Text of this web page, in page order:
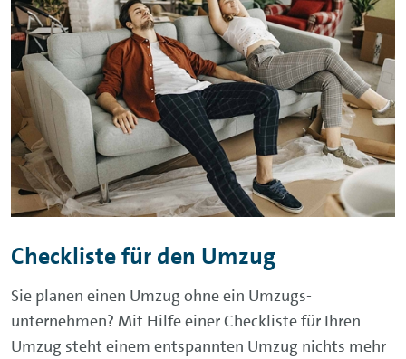
Checkliste für den Umzug
Sie planen einen Umzug ohne ein Umzugs-
unternehmen? Mit Hilfe einer Checkliste für Ihren
Umzug steht einem entspannten Umzug nichts mehr